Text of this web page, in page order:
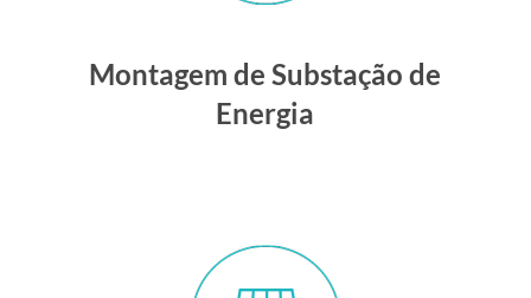
Montagem de Substação de
Energia